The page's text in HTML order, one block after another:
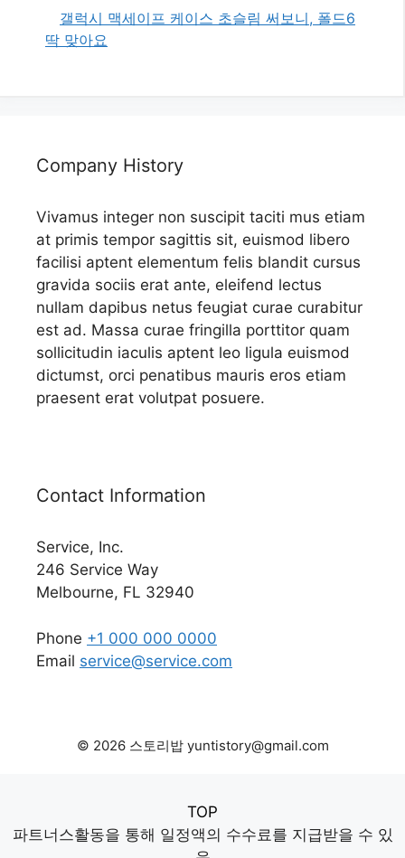
갤럭시 맥세이프 케이스 초슬림 써보니, 폴드6
딱 맞아요
Company History
Vivamus integer non suscipit taciti mus etiam
at primis tempor sagittis sit, euismod libero
facilisi aptent elementum felis blandit cursus
gravida sociis erat ante, eleifend lectus
nullam dapibus netus feugiat curae curabitur
est ad. Massa curae fringilla porttitor quam
sollicitudin iaculis aptent leo ligula euismod
dictumst, orci penatibus mauris eros etiam
praesent erat volutpat posuere.
Contact Information
Service, Inc.
246 Service Way
Melbourne, FL 32940
Phone +1 000 000 0000
Email service@service.com
© 2026 스토리밥 yuntistory@gmail.com
TOP
파트너스활동을 통해 일정액의 수수료를 지급받을 수 있